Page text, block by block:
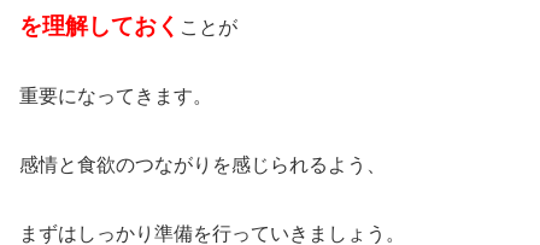
を理解しておく ことが
重要になってきます。
感情と食欲のつながりを感じられるよう、
まずはしっかり準備を行っていきましょう。